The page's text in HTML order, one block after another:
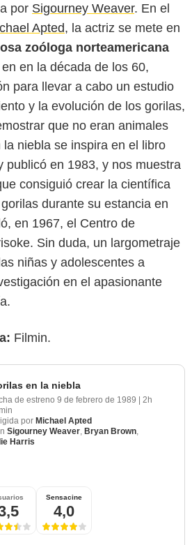
por Sigourney Weaver. En el
Apted, la actriz se mete en
zoóloga norteamericana
en la década de los 60,
para llevar a cabo un estudio
y la evolución de los gorilas,
que no eran animales
niebla se inspira en el libro
publicó en 1983, y nos muestra
consiguió crear la científica
durante su estancia en
en 1967, el Centro de
Sin duda, un largometraje
niñas y adolescentes a
en el apasionante
Filmin.
en la niebla
de estreno 9 de febrero de 1989
2h
por Michael Apted
Sigourney Weaver, Bryan Brown,
Harris
Sensacine
4,0